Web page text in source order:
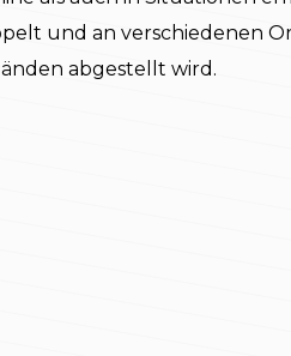
und an verschiedenen
abgestellt wird.